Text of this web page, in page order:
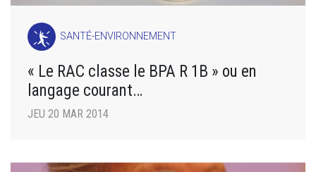
SANTÉ-ENVIRONNEMENT
« Le RAC classe le BPA R 1B » ou en
langage courant…
JEU 20 MAR 2014